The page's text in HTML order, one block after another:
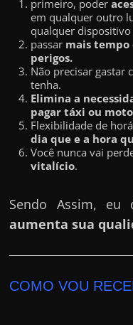
primeiro, poder
em qualquer outro
qualquer
passar mais tempo
perigos.
Não precisar gastar
tenha.
Elimina a
pagar táxi ou
Flexibilidade de
dia que e a hora
Você nunca vai
vitalício.
Sendo Assim,
aumenta sua
COMO VOU